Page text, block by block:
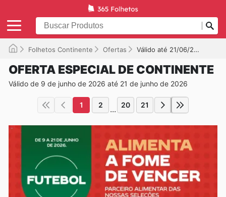
Folhetos Continente Ofertas Válido até 21/06/2026
OFERTA ESPECIAL DE CONTINENTE
Válido de 9 de junho de 2026 até 21 de junho de 2026
1 2 ... 20 21